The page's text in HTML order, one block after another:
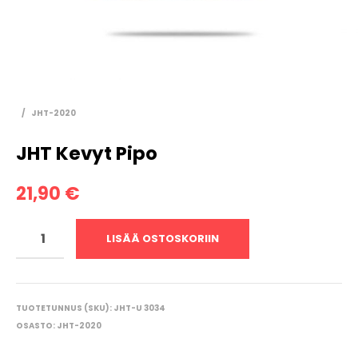
/ JHT-2020
JHT Kevyt Pipo
21,90 €
LISÄÄ OSTOSKORIIN
TUOTETUNNUS (SKU): JHT-U 3034
OSASTO: JHT-2020